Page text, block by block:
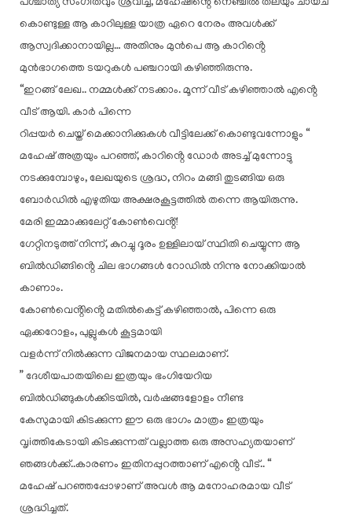
പശ്ചാത്യ സംഗീതവും ശ്രവിച്ച്, മഹേഷിൻ്റെ നെഞ്ചിൽ തലയും ചായ്ച്
കൊണ്ടുള്ള ആ കാറിലുള്ള യാത്ര ഏറെ നേരം അവൾക്ക്
ആസ്വദിക്കാനായില്ല… അതിനും മുൻപെ ആ കാറിൻ്റെ
മുൻഭാഗത്തെ ടയറുകൾ പഞ്ചറായി കഴിഞ്ഞിരുന്നു.
“ഇറങ്ങ് ലേഖ.. നമ്മൾക്ക് നടക്കാം. മൂന്ന് വീട് കഴിഞ്ഞാൽ എൻ്റെ
വീട് ആയി. കാർ പിന്നെ
റിപ്പയർ ചെയ്ത് മെക്കാനിക്കുകൾ വീട്ടിലേക്ക് കൊണ്ടുവന്നോളും “
മഹേഷ് അത്രയും പറഞ്ഞ്, കാറിൻ്റെ ഡോർ അടച്ച് മുന്നോട്ടു
നടക്കുമ്പോഴും, ലേഖയുടെ ശ്രദ്ധ, നിറം മങ്ങി തുടങ്ങിയ ഒരു
ബോർഡിൽ എഴുതിയ അക്ഷരകൂട്ടത്തിൽ തന്നെ ആയിരുന്നു.
മേരി ഇമ്മാക്കുലേറ്റ് കോൺവെൻ്റ്!
ഗേറ്റിനടുത്ത് നിന്ന്, കുറച്ചു ദൂരം ഉള്ളിലായ് സ്ഥിതി ചെയ്യുന്ന ആ
ബിൽഡിങ്ങിൻ്റെ ചില ഭാഗങ്ങൾ റോഡിൽ നിന്നു നോക്കിയാൽ
കാണാം.
കോൺവെൻ്റിൻ്റെ മതിൽകെട്ട് കഴിഞ്ഞാൽ, പിന്നെ ഒരു
ഏക്കറോളം, പുല്ലുകൾ കൂട്ടമായി
വളർന്ന് നിൽക്കുന്ന വിജനമായ സ്ഥലമാണ്.
” ദേശീയപാതയിലെ ഇത്രയും ഭംഗിയേറിയ
ബിൽഡിങ്ങുകൾക്കിടയിൽ, വർഷങ്ങളോളം നീണ്ട
കേസുമായി കിടക്കുന്ന ഈ ഒരു ഭാഗം മാത്രം ഇത്രയും
വൃiത്തികേടായി കിടക്കുന്നത് വല്ലാത്ത ഒരു അസഹ്യതയാണ്
ഞങ്ങൾക്ക്..കാരണം ഇതിനപ്പുറത്താണ് എൻ്റെ വീട്.. “
മഹേഷ് പറഞ്ഞപ്പോഴാണ് അവൾ ആ മനോഹരമായ വീട്
ശ്രദ്ധിച്ചത്.